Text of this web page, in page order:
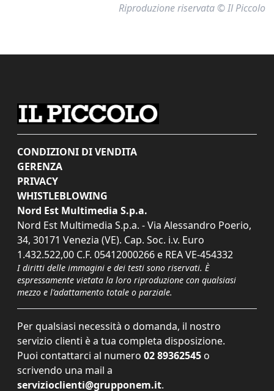
Riproduzione riservata © Il Piccolo
CONDIZIONI DI VENDITA
GERENZA
PRIVACY
WHISTLEBLOWING
Nord Est Multimedia S.p.a.
Nord Est Multimedia S.p.a. - Via Alessandro Poerio,
34, 30171 Venezia (VE). Cap. Soc. i.v. Euro
1.432.522,00 C.F. 05412000266 e REA VE-454332
I diritti delle immagini e dei testi sono riservati. È
espressamente vietata la loro riproduzione con qualsiasi
mezzo e l'adattamento totale o parziale.
Per qualsiasi necessità o domanda, il nostro
servizio clienti è a tua completa disposizione.
Puoi contattarci al numero 02 89362545 o
scrivendo una mail a
servizioclienti@grupponem.it.